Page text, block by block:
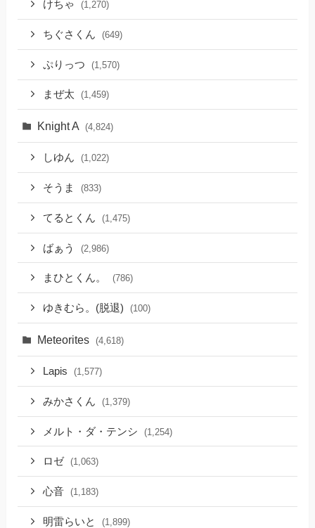
けちゃ (1,270)
ちぐさくん (649)
ぷりっつ (1,570)
まぜ太 (1,459)
Knight A (4,824)
しゆん (1,022)
そうま (833)
てるとくん (1,475)
ばぁう (2,986)
まひとくん。 (786)
ゆきむら。(脱退) (100)
Meteorites (4,618)
Lapis (1,577)
みかさくん (1,379)
メルト・ダ・テンシ (1,254)
ロゼ (1,063)
心音 (1,183)
明雷らいと (1,899)